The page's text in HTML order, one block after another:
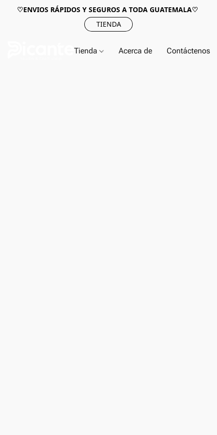
♡ENVIOS RÁPIDOS Y SEGUROS A TODA GUATEMALA♡
TIENDA
Tienda Acerca de Contáctenos